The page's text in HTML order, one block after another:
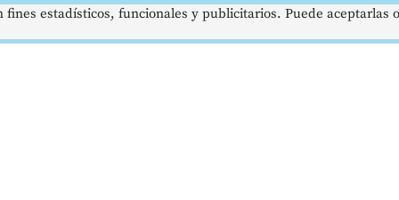
estadísticos, funcionales y publicitarios. Puede aceptarlas